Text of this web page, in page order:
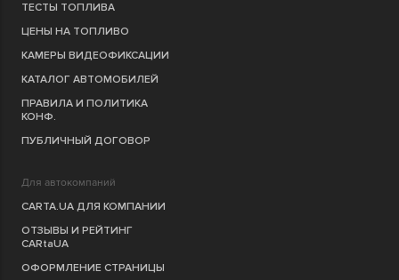
ТЕСТЫ ТОПЛИВА
ЦЕНЫ НА ТОПЛИВО
КАМЕРЫ ВИДЕОФИКСАЦИИ
КАТАЛОГ АВТОМОБИЛЕЙ
ПРАВИЛА И ПОЛИТИКА
КОНФ.
ПУБЛИЧНЫЙ ДОГОВОР
Для автокомпаний
CARTA.UA ДЛЯ КОМПАНИИ
ОТЗЫВЫ И РЕЙТИНГ
CARtaUA
ОФОРМЛЕНИЕ СТРАНИЦЫ